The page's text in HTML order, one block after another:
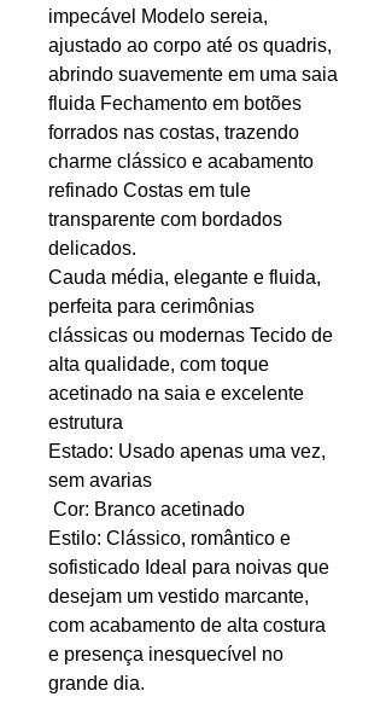
impecável Modelo sereia,
ajustado ao corpo até os quadris,
abrindo suavemente em uma saia
fluida Fechamento em botões
forrados nas costas, trazendo
charme clássico e acabamento
refinado Costas em tule
transparente com bordados
delicados.
Cauda média, elegante e fluida,
perfeita para cerimônias
clássicas ou modernas Tecido de
alta qualidade, com toque
acetinado na saia e excelente
estrutura
Estado: Usado apenas uma vez,
sem avarias
Cor: Branco acetinado
Estilo: Clássico, romântico e
sofisticado Ideal para noivas que
desejam um vestido marcante,
com acabamento de alta costura
e presença inesquecível no
grande dia.